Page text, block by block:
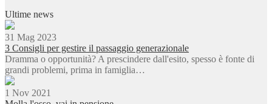
Ultime news
31 Mag 2023
3 Consigli per gestire il passaggio generazionale
Dramma o opportunità? A prescindere dall'esito, spesso è fonte di
grandi problemi, prima in famiglia…
1 Nov 2021